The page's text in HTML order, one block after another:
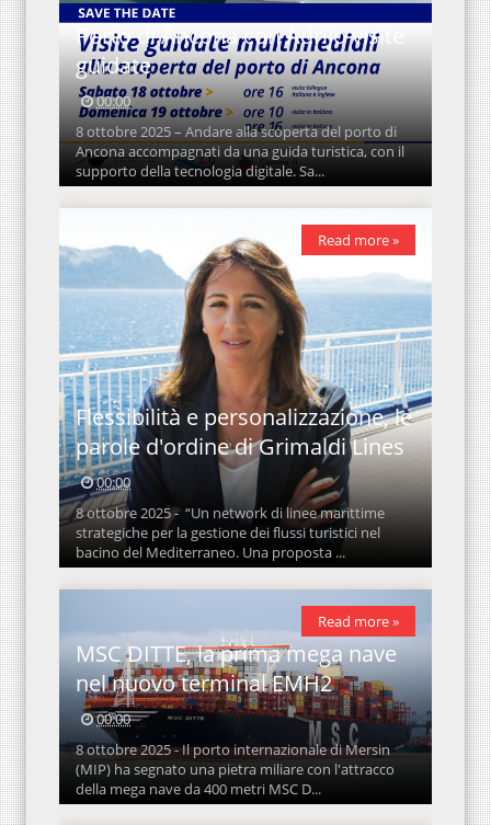
Porto di Ancona con Adrijo visite
guidate
00:00
8 ottobre 2025 – Andare alla scoperta del porto di
Ancona accompagnati da una guida turistica, con il
supporto della tecnologia digitale. Sa...
Flessibilità e personalizzazione, le
parole d'ordine di Grimaldi Lines
00:00
8 ottobre 2025 - “Un network di linee marittime
strategiche per la gestione dei flussi turistici nel
bacino del Mediterraneo. Una proposta ...
Read more »
MSC DITTE, la prima mega nave
nel nuovo terminal EMH2
00:00
8 ottobre 2025 - Il porto internazionale di Mersin
(MIP) ha segnato una pietra miliare con l'attracco
della mega nave da 400 metri MSC D...
Read more »